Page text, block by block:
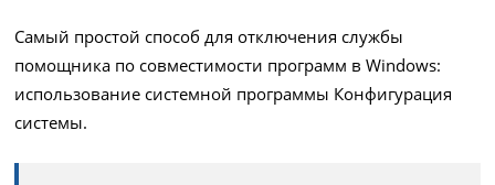
Самый простой способ для отключения службы
помощника по совместимости программ в Windows:
использование системной программы Конфигурация
системы.